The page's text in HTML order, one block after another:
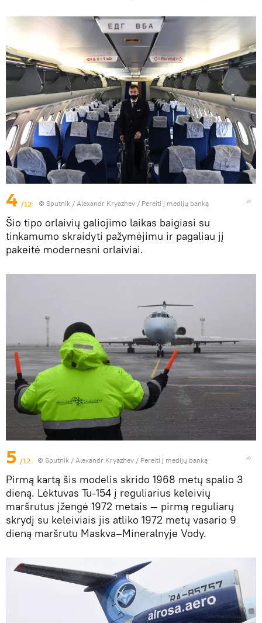
4 /12 © Sputnik / Alexandr Kryazhev / Pereiti į medijų banką
Šio tipo orlaivių galiojimo laikas baigiasi su
tinkamumo skraidyti pažymėjimu ir pagaliau jį
pakeitė modernesni orlaiviai.
5 /12 © Sputnik / Alexandr Kryazhev / Pereiti į medijų banką
Pirmą kartą šis modelis skrido 1968 metų spalio 3
dieną. Lėktuvas Tu-154 į reguliarius keleivių
maršrutus įžengė 1972 metais — pirmą reguliarų
skrydį su keleiviais jis atliko 1972 metų vasario 9
dieną maršrutu Maskva–Mineralnyje Vody.